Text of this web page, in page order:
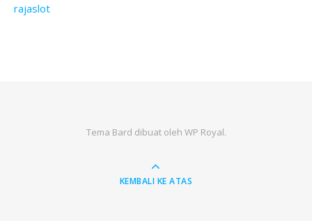
rajaslot
Tema Bard dibuat oleh WP Royal.
KEMBALI KE ATAS